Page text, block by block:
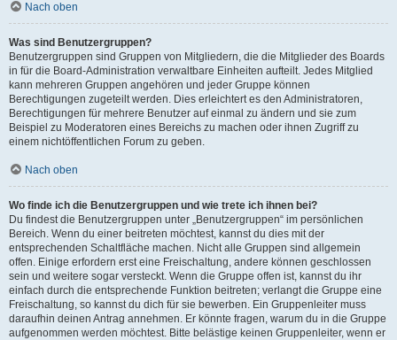
Nach oben
Was sind Benutzergruppen?
Benutzergruppen sind Gruppen von Mitgliedern, die die Mitglieder des Boards
in für die Board-Administration verwaltbare Einheiten aufteilt. Jedes Mitglied
kann mehreren Gruppen angehören und jeder Gruppe können
Berechtigungen zugeteilt werden. Dies erleichtert es den Administratoren,
Berechtigungen für mehrere Benutzer auf einmal zu ändern und sie zum
Beispiel zu Moderatoren eines Bereichs zu machen oder ihnen Zugriff zu
einem nichtöffentlichen Forum zu geben.
Nach oben
Wo finde ich die Benutzergruppen und wie trete ich ihnen bei?
Du findest die Benutzergruppen unter „Benutzergruppen“ im persönlichen
Bereich. Wenn du einer beitreten möchtest, kannst du dies mit der
entsprechenden Schaltfläche machen. Nicht alle Gruppen sind allgemein
offen. Einige erfordern erst eine Freischaltung, andere können geschlossen
sein und weitere sogar versteckt. Wenn die Gruppe offen ist, kannst du ihr
einfach durch die entsprechende Funktion beitreten; verlangt die Gruppe eine
Freischaltung, so kannst du dich für sie bewerben. Ein Gruppenleiter muss
daraufhin deinen Antrag annehmen. Er könnte fragen, warum du in die Gruppe
aufgenommen werden möchtest. Bitte belästige keinen Gruppenleiter, wenn er